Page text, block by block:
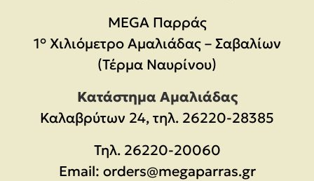
MEGA Παρράς
1° Χιλιόμετρο Αμαλιάδας – Σαβαλίων
(Τέρμα Ναυρίνου)
Κατάστημα Αμαλιάδας
Καλαβρύτων 24, τηλ. 26220-28385
Τηλ. 26220-20060
Email: orders@megaparras.gr